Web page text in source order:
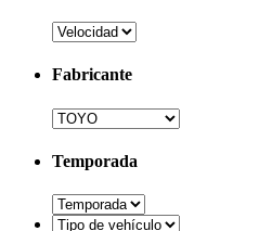
Fabricante
Temporada